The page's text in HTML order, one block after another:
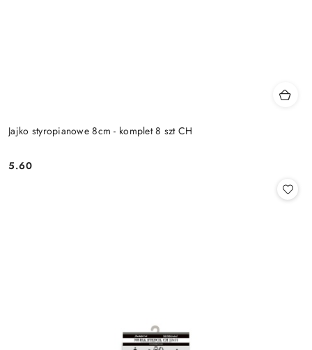
Jajko styropianowe 8cm - komplet 8 szt CH
Cena:
5.60